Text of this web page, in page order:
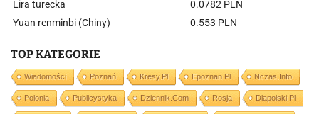
Lira turecka
0.0782 PLN
Yuan renminbi (Chiny)
0.553 PLN
TOP KATEGORIE
Wiadomości Poznań Kresy.pl Epoznan.pl Nczas.info
Polonia Publicystyka Dziennik.com Rosja Dlapolski.pl